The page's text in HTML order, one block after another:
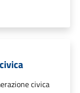
civica